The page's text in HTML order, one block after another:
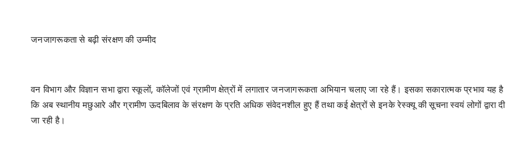
जनजागरूकता से बढ़ी संरक्षण की उम्मीद
वन विभाग और विज्ञान सभा द्वारा स्कूलों, कॉलेजों एवं ग्रामीण क्षेत्रों में लगातार जनजागरूकता अभियान चलाए जा रहे हैं। इसका सकारात्मक प्रभाव यह है
कि अब स्थानीय मछुआरे और ग्रामीण ऊदबिलाव के संरक्षण के प्रति अधिक संवेदनशील हुए हैं तथा कई क्षेत्रों से इनके रेस्क्यू की सूचना स्वयं लोगों द्वारा दी
जा रही है।